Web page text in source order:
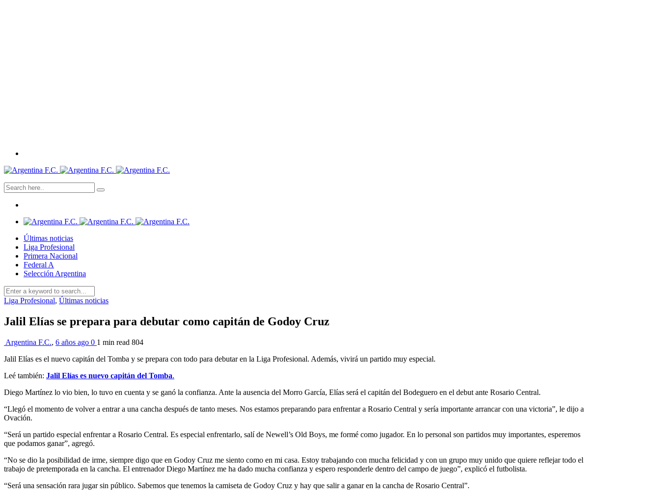
Últimas noticias
Liga Profesional
Primera Nacional
Federal A
Selección Argentina
Liga Profesional, Últimas noticias
Jalil Elías se prepara para debutar como capitán de Godoy Cruz
Argentina F.C., 6 años ago 0 1 min read 804
Jalil Elías es el nuevo capitán del Tomba y se prepara con todo para debutar en la Liga Profesional. Además, vivirá un partido muy especial.
Leé también: Jalil Elías es nuevo capitán del Tomba.
Diego Martínez lo vio bien, lo tuvo en cuenta y se ganó la confianza. Ante la ausencia del Morro García, Elías será el capitán del Bodeguero en el debut ante Rosario Central.
“Llegó el momento de volver a entrar a una cancha después de tanto meses. Nos estamos preparando para enfrentar a Rosario Central y sería importante arrancar con una victoria”, le dijo a
Ovación.
“Será un partido especial enfrentar a Rosario Central. Es especial enfrentarlo, salí de Newell’s Old Boys, me formé como jugador. En lo personal son partidos muy importantes, esperemos
que podamos ganar”, agregó.
“No se dio la posibilidad de irme, siempre digo que en Godoy Cruz me siento como en mi casa. Estoy trabajando con mucha felicidad y con un grupo muy unido que quiere reflejar todo el
trabajo de pretemporada en la cancha. El entrenador Diego Martínez me ha dado mucha confianza y espero responderle dentro del campo de juego”, explicó el futbolista.
“Será una sensación rara jugar sin público. Sabemos que tenemos la camiseta de Godoy Cruz y hay que salir a ganar en la cancha de Rosario Central”.